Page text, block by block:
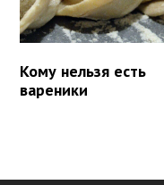
Кому нельзя есть
вареники